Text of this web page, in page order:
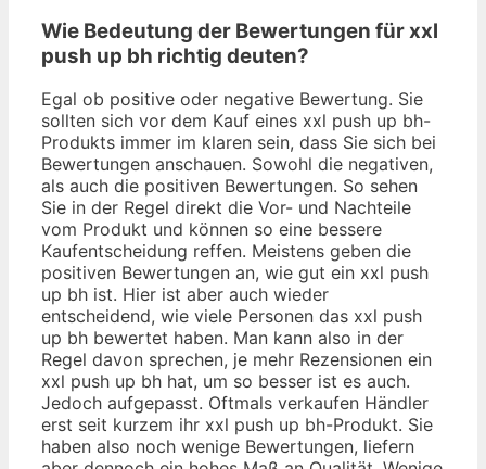
Wie Bedeutung der Bewertungen für xxl
push up bh richtig deuten?
Egal ob positive oder negative Bewertung. Sie
sollten sich vor dem Kauf eines xxl push up bh-
Produkts immer im klaren sein, dass Sie sich bei
Bewertungen anschauen. Sowohl die negativen,
als auch die positiven Bewertungen. So sehen
Sie in der Regel direkt die Vor- und Nachteile
vom Produkt und können so eine bessere
Kaufentscheidung reffen. Meistens geben die
positiven Bewertungen an, wie gut ein xxl push
up bh ist. Hier ist aber auch wieder
entscheidend, wie viele Personen das xxl push
up bh bewertet haben. Man kann also in der
Regel davon sprechen, je mehr Rezensionen ein
xxl push up bh hat, um so besser ist es auch.
Jedoch aufgepasst. Oftmals verkaufen Händler
erst seit kurzem ihr xxl push up bh-Produkt. Sie
haben also noch wenige Bewertungen, liefern